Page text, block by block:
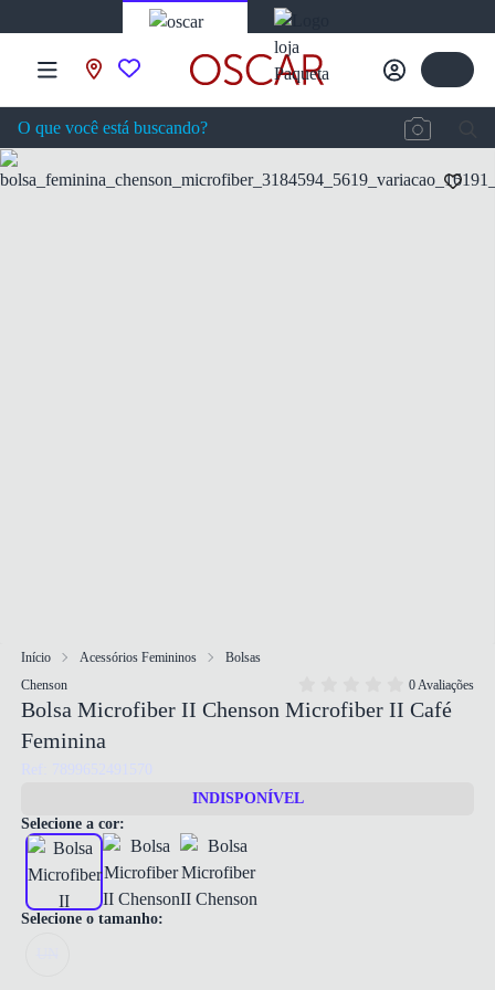
Início Acessórios Femininos
Bolsas
Chenson
0 Avaliações
Bolsa Microfiber II Chenson Microfiber II Café
Feminina
Ref: 7899652491570
INDISPONÍVEL
Selecione a cor:
Selecione o tamanho: